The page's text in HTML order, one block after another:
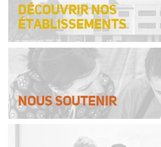
DÉCOUVRIR NOS
ÉTABLISSEMENTS
NOUSSOUTENIR